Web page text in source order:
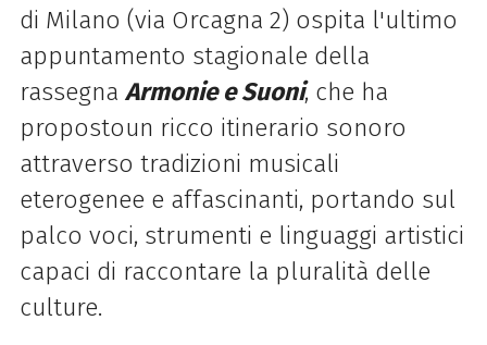
di Milano (via Orcagna 2) ospita l'ultimo
appuntamento stagionale della
rassegna Armonie e Suoni, che ha
propostoun ricco itinerario sonoro
attraverso tradizioni musicali
eterogenee e affascinanti, portando sul
palco voci, strumenti e linguaggi artistici
capaci di raccontare la pluralità delle
culture.